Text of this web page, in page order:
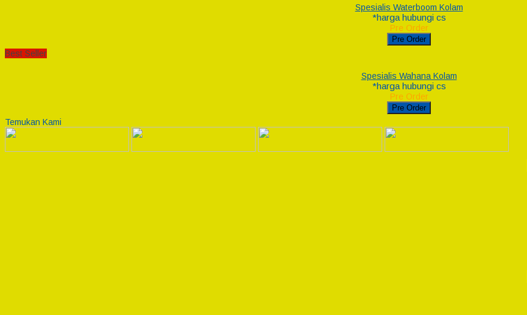
Spesialis Waterboom Kolam
*harga hubungi cs
Pre Order
Pre Order
Best Seller
Spesialis Wahana Kolam
*harga hubungi cs
Pre Order
Pre Order
Temukan Kami